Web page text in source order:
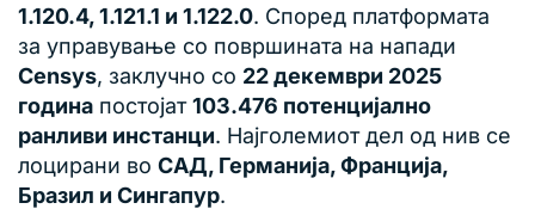
1.120.4, 1.121.1 и 1.122.0. Според платформата
за управување со површината на напади
Censys, заклучно со 22 декември 2025
година постојат103.476 потенцијално
ранливи инстанци. Најголемиот дел од нив се
лоцирани во САД, Германија, Франција,
Бразил и Сингапур.